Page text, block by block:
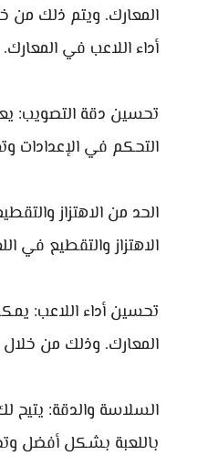
المعارك. ويتم ذلك من
أداء اللاعب في المعارك.
تحسين دقة التصويب:
التحكم في الإعدادات
الحد من الاهتزاز
الاهتزاز والتقطيع في
تحسين أداء اللاعب:
المعارك. وذلك من
السلاسة والدقة: يتيح
باللعبة بشكل أفضل